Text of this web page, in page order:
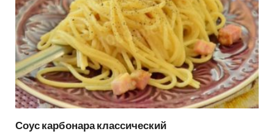
Соус карбонара классический